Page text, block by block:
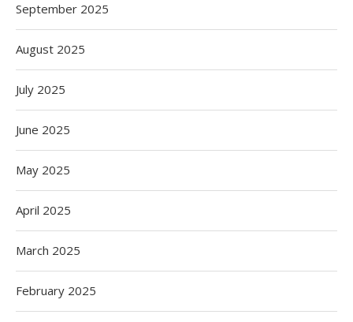
September 2025
August 2025
July 2025
June 2025
May 2025
April 2025
March 2025
February 2025